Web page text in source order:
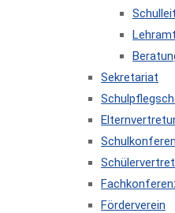
Sekretariat
Förderverein